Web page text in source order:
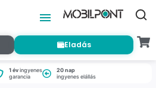
Eladás
1 évingyenes
garancia
20 nap
ingyenes elállás